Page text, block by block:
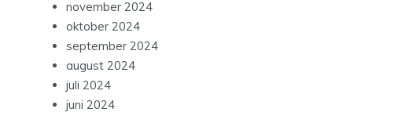
november 2024
oktober 2024
september 2024
august 2024
juli 2024
juni 2024